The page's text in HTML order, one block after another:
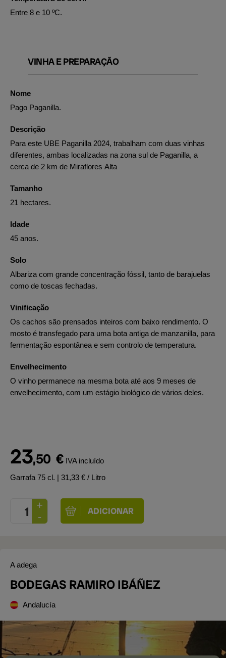
Entre 8 e 10 ºC.
VINHA E PREPARAÇÃO
Nome
Pago Paganilla.
Descrição
Para este UBE Paganilla 2024, trabalham com duas vinhas
diferentes, ambas localizadas na zona sul de Paganilla, a
cerca de 2 km de Miraflores Alta
Tamanho
21 hectares.
Idade
45 anos.
Solo
Albariza com grande concentração fóssil, tanto de barajuelas
como de toscas fechadas.
Vinificação
Os cachos são prensados inteiros com baixo rendimento. O
mosto é transfegado para uma bota antiga de manzanilla, para
fermentação espontânea e sem controlo de temperatura.
Envelhecimento
O vinho permanece na mesma bota até aos 9 meses de
envelhecimento, com um estágio biológico de vários deles.
23,50 € IVA incluído
Garrafa 75 cl. | 31,33 € / Litro
A adega
BODEGAS RAMIRO IBÁÑEZ
Andalucía